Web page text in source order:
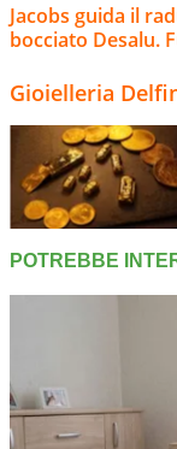
Jacobs guida il
bocciato Desalu.
Gioielleria